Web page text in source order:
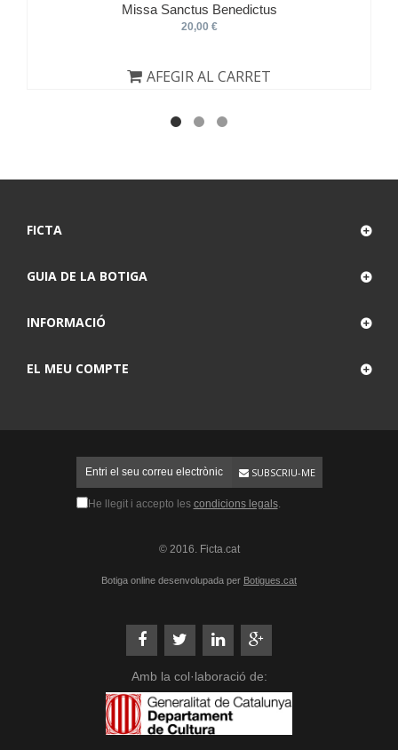
Missa Sanctus Benedictus
20,00 €
AFEGIR AL CARRET
FICTA
GUIA DE LA BOTIGA
INFORMACIÓ
EL MEU COMPTE
SUBSCRIU-ME
He llegit i accepto les condicions legals.
© 2016. Ficta.cat
Botiga online desenvolupada per Botigues.cat
Amb la col·laboració de: